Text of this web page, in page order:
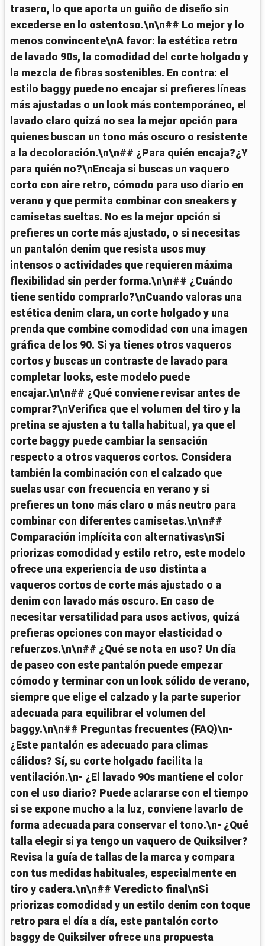
trasero, lo que aporta un guiño de diseño sin
excederse en lo ostentoso.\n\n## Lo mejor y lo
menos convincente\nA favor: la estética retro
de lavado 90s, la comodidad del corte holgado y
la mezcla de fibras sostenibles. En contra: el
estilo baggy puede no encajar si prefieres líneas
más ajustadas o un look más contemporáneo, el
lavado claro quizá no sea la mejor opción para
quienes buscan un tono más oscuro o resistente
a la decoloración.\n\n## ¿Para quién encaja?¿Y
para quién no?\nEncaja si buscas un vaquero
corto con aire retro, cómodo para uso diario en
verano y que permita combinar con sneakers y
camisetas sueltas. No es la mejor opción si
prefieres un corte más ajustado, o si necesitas
un pantalón denim que resista usos muy
intensos o actividades que requieren máxima
flexibilidad sin perder forma.\n\n## ¿Cuándo
tiene sentido comprarlo?\nCuando valoras una
estética denim clara, un corte holgado y una
prenda que combine comodidad con una imagen
gráfica de los 90. Si ya tienes otros vaqueros
cortos y buscas un contraste de lavado para
completar looks, este modelo puede
encajar.\n\n## ¿Qué conviene revisar antes de
comprar?\nVerifica que el volumen del tiro y la
pretina se ajusten a tu talla habitual, ya que el
corte baggy puede cambiar la sensación
respecto a otros vaqueros cortos. Considera
también la combinación con el calzado que
suelas usar con frecuencia en verano y si
prefieres un tono más claro o más neutro para
combinar con diferentes camisetas.\n\n##
Comparación implícita con alternativas\nSi
priorizas comodidad y estilo retro, este modelo
ofrece una experiencia de uso distinta a
vaqueros cortos de corte más ajustado o a
denim con lavado más oscuro. En caso de
necesitar versatilidad para usos activos, quizá
prefieras opciones con mayor elasticidad o
refuerzos.\n\n## ¿Qué se nota en uso? Un día
de paseo con este pantalón puede empezar
cómodo y terminar con un look sólido de verano,
siempre que elige el calzado y la parte superior
adecuada para equilibrar el volumen del
baggy.\n\n## Preguntas frecuentes (FAQ)\n-
¿Este pantalón es adecuado para climas
cálidos? Sí, su corte holgado facilita la
ventilación.\n- ¿El lavado 90s mantiene el color
con el uso diario? Puede aclararse con el tiempo
si se expone mucho a la luz, conviene lavarlo de
forma adecuada para conservar el tono.\n- ¿Qué
talla elegir si ya tengo un vaquero de Quiksilver?
Revisa la guía de tallas de la marca y compara
con tus medidas habituales, especialmente en
tiro y cadera.\n\n## Veredicto final\nSi
priorizas comodidad y un estilo denim con toque
retro para el día a día, este pantalón corto
baggy de Quiksilver ofrece una propuesta